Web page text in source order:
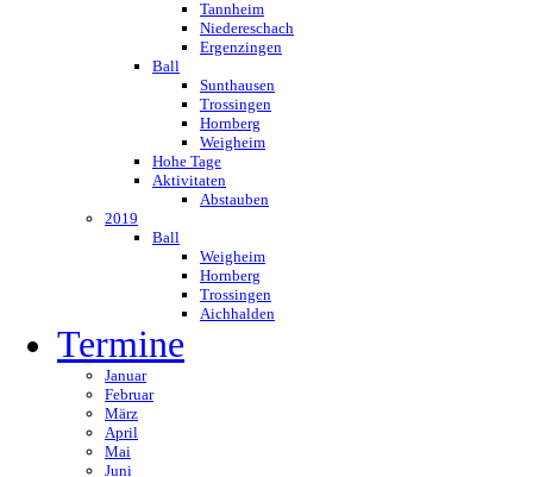
Tannheim
Niedereschach
Ergenzingen
Ball
Sunthausen
Trossingen
Hornberg
Weigheim
Hohe Tage
Aktivitaten
Abstauben
2019
Ball
Weigheim
Hornberg
Trossingen
Aichhalden
Termine
Januar
Februar
März
April
Mai
Juni